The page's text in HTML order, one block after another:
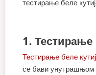
тестирање беле
1. Тестирање
Тестирање беле
се бави унутрашњом